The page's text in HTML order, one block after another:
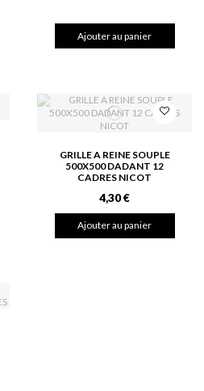
Ajouter au panier
GRILLE A REINE SOUPLE
500X500 DADANT 12
CADRES NICOT
4,30 €
Ajouter au panier